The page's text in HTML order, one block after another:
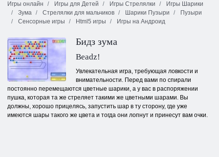
Игры онлайн
Игры для Детей Игры Стрелялки
Игры Шарики
Зума
Стрелялки для мальчиков Шарики Пузыри
Пузыри
Сенсорные игры
Html5 игры Игры на Андроид
Бидз зума
Beadz!
Увлекательная игра, требующая ловкости и
внимательности. Перед вами по спирали
постоянно перемещаются цветные шарики, а у вас в распоряжении
пушка, которая та же стреляет такими же цветными шарами. Вы
должны, хорошо прицелясь, запустить шар в ту сторону, где уже
имеются шары такого же цвета и тогда они лопнут и принесут вам очки.